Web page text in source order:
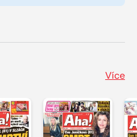
Více